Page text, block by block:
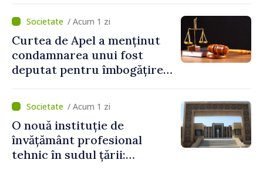
/ Acum 1 zi
Curtea de Apel a menținut
condamnarea unui fost
deputat pentru îmbogățire
statului peste 2,4 milioane
de lei
/ Acum 1 zi
O nouă instituție de
învățământ profesional
tehnic în sudul țării: